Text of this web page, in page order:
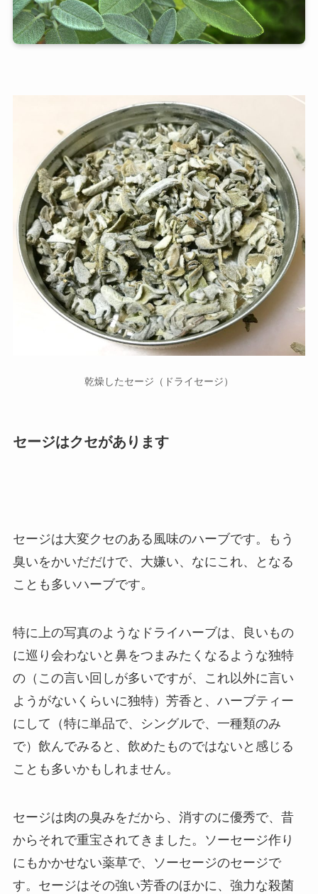
乾燥したセージ（ドライセージ）
セージはクセがあります
セージは大変クセのある風味のハーブです。もう
臭いをかいだだけで、大嫌い、なにこれ、となる
ことも多いハーブです。
特に上の写真のようなドライハーブは、良いもの
に巡り会わないと鼻をつまみたくなるような独特
の（この言い回しが多いですが、これ以外に言い
ようがないくらいに独特）芳香と、ハーブティー
にして（特に単品で、シングルで、一種類のみ
で）飲んでみると、飲めたものではないと感じる
ことも多いかもしれません。
セージは肉の臭みをだから、消すのに優秀で、昔
からそれで重宝されてきました。ソーセージ作り
にもかかせない薬草で、ソーセージのセージで
す。セージはその強い芳香のほかに、強力な殺菌